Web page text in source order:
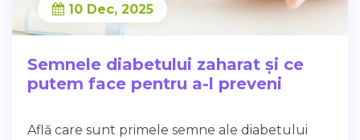
10 Dec, 2025
Semnele diabetului zaharat și ce
putem face pentru a-l preveni
Află care sunt primele semne ale diabetului